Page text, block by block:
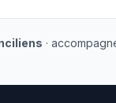
·